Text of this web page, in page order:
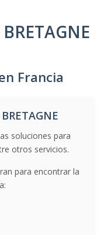
Francia
soluciones para
otros servicios.
para encontrar la